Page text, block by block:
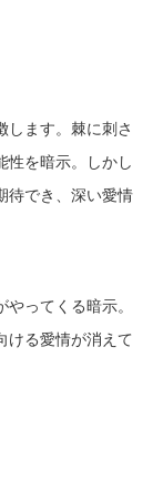
します。棘に刺さ
性を暗示。しかし
待でき、深い愛情
ってくる暗示。
ける愛情が消えて